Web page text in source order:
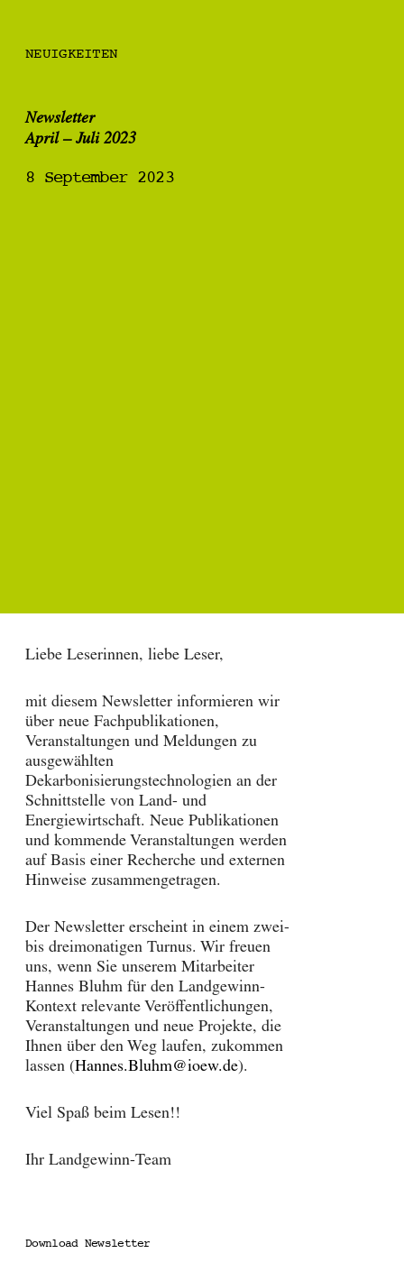
NEUIGKEITEN
Newsletter
April – Juli 2023
8 September 2023
Liebe Leserinnen, liebe Leser,
mit diesem Newsletter informieren wir
über neue Fachpublikationen,
Veranstaltungen und Meldungen zu
ausgewählten
Dekarbonisierungstechnologien an der
Schnittstelle von Land- und
Energiewirtschaft. Neue Publikationen
und kommende Veranstaltungen werden
auf Basis einer Recherche und externen
Hinweise zusammengetragen.
Der Newsletter erscheint in einem zwei-
bis dreimonatigen Turnus. Wir freuen
uns, wenn Sie unserem Mitarbeiter
Hannes Bluhm für den Landgewinn-
Kontext relevante Veröffentlichungen,
Veranstaltungen und neue Projekte, die
Ihnen über den Weg laufen, zukommen
lassen (Hannes.Bluhm@ioew.de).
Viel Spaß beim Lesen!!
Ihr Landgewinn-Team
Download Newsletter